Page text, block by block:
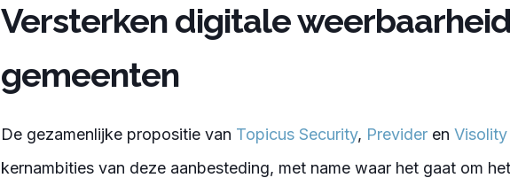
Versterken digitale weerbaarheid
gemeenten
De gezamenlijke propositie van Topicus Security, Previderen Visolity
kernambities van deze aanbesteding, met name waar het gaat om